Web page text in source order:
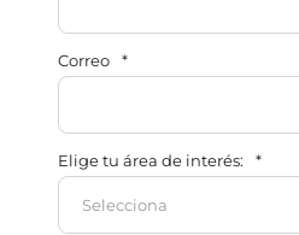
Correo *
Elige tu área de interés: *